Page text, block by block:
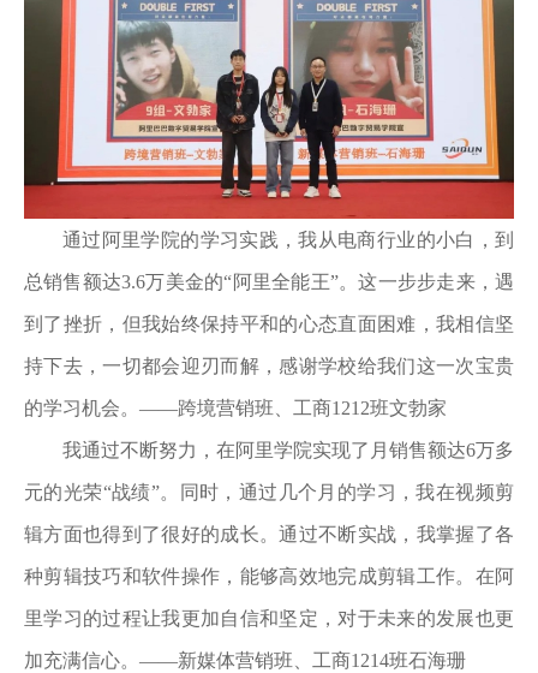
通过阿里学院的学习实践，我从电商行业的小白，到
总销售额达3.6万美金的“阿里全能王”。这一步步走来，遇
到了挫折，但我始终保持平和的心态直面困难，我相信坚
持下去，一切都会迎刃而解，感谢学校给我们这一次宝贵
的学习机会。——跨境营销班、工商1212班文勃家
我通过不断努力，在阿里学院实现了月销售额达6万多
元的光荣“战绩”。同时，通过几个月的学习，我在视频剪
辑方面也得到了很好的成长。通过不断实战，我掌握了各
种剪辑技巧和软件操作，能够高效地完成剪辑工作。在阿
里学习的过程让我更加自信和坚定，对于未来的发展也更
加充满信心。——新媒体营销班、工商1214班石海珊